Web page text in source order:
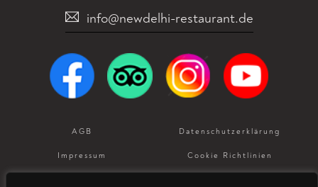
info@newdelhi-restaurant.de
AGB Datenschutz­erklärung
Impressum Cookie Richtlinien